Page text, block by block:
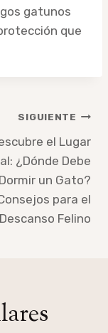
gatunos
que
SIGUIENTE
el Lugar
¿Dónde Debe
Dormir un Gato?
para el
Descanso Felino